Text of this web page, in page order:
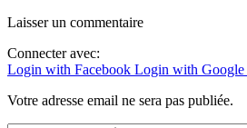
Laisser un commentaire
Connecter avec:
Login with Facebook Login with Google
Votre adresse email ne sera pas publiée.